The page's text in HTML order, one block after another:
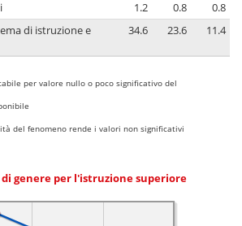
1.2 0.8
0.8
di istruzione e
34.6 23.6 11.4
per valore nullo o poco significativo del
del fenomeno rende i valori non significativi
genere per l'istruzione superiore